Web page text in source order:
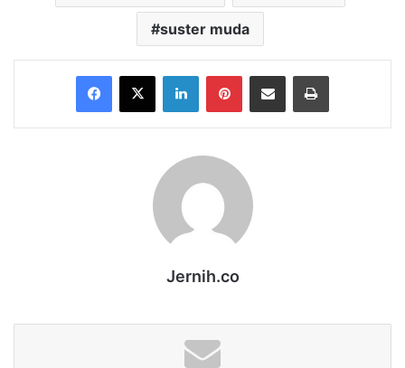
suster muda
Facebook
X LinkedInPinterestShare via Email Print
Jernih.co